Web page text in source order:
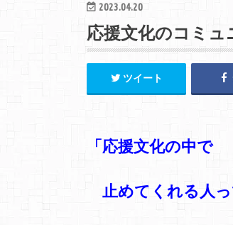
2023.04.20
応援文化のコミュ
ツイート
「応援文化の中で
止めてくれる人